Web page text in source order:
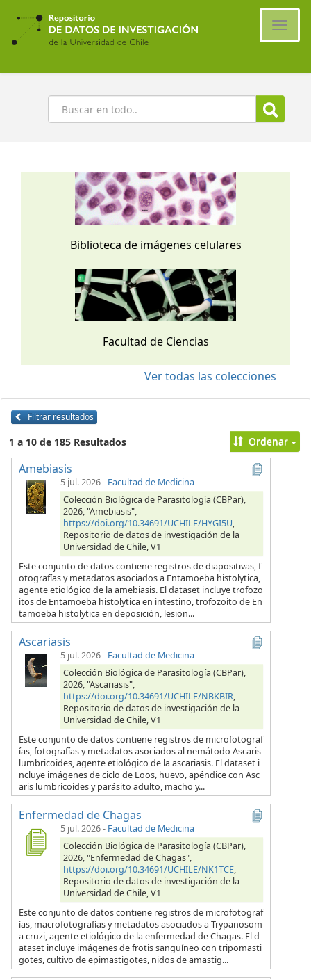
Ir
contenido
principal
Buscar
Biblioteca de imágenes celulares
Facultad de Ciencias
Ver todas las colecciones
Filtrar resultados
1 a 10 de 185 Resultados Ordenar
Amebiasis
5 jul. 2026- Facultad de Medicina
Colección Biológica de Parasitología (CBPar),
2026, "Amebiasis",
https://doi.org/10.34691/UCHILE/HYGI5U,
Repositorio de datos de investigación de la
Universidad de Chile, V1
Este conjunto de datos contiene registros de diapositivas, f
otografías y metadatos asociados a Entamoeba histolytica,
agente etiológico de la amebiasis. El dataset incluye trofozo
itos de Entamoeba histolytica en intestino, trofozoito de En
tamoeba histolytica en deposición, lesion...
Ascariasis
5 jul. 2026- Facultad de Medicina
Colección Biológica de Parasitología (CBPar),
2026, "Ascariasis",
https://doi.org/10.34691/UCHILE/NBKBIR,
Repositorio de datos de investigación de la
Universidad de Chile, V1
Este conjunto de datos contiene registros de microfotograf
ías, fotografías y metadatos asociados al nemátodo Ascaris
lumbricoides, agente etiológico de la ascariasis. El dataset i
ncluye imágenes de ciclo de Loos, huevo, apéndice con Asc
aris lumbricoides y parásito adulto, macho y...
Enfermedad de Chagas
5 jul. 2026- Facultad de Medicina
Colección Biológica de Parasitología (CBPar),
2026, "Enfermedad de Chagas",
https://doi.org/10.34691/UCHILE/NK1TCE,
Repositorio de datos de investigación de la
Universidad de Chile, V1
Este conjunto de datos contiene registros de microfotograf
ías, macrofotografías y metadatos asociados a Trypanosom
a cruzi, agente etiológico de la enfermedad de Chagas. El d
ataset incluye imágenes de frotis sanguíneo con tripomasti
gotes, cultivo de epimastigotes, nidos de amastig...